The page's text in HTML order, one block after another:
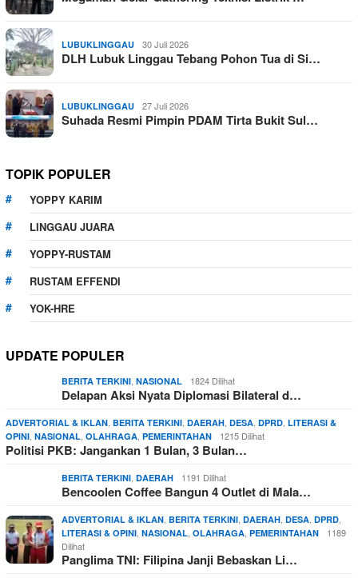
LUBUKLINGGAU 30 Juli 2026
DLH Lubuk Linggau Tebang Pohon Tua di Si…
LUBUKLINGGAU 27 Juli 2026
Suhada Resmi Pimpin PDAM Tirta Bukit Sul…
TOPIK POPULER
YOPPY KARIM
LINGGAU JUARA
YOPPY-RUSTAM
RUSTAM EFFENDI
YOK-HRE
UPDATE POPULER
BERITA TERKINI NASIONAL 1824 Dilihat
Delapan Aksi Nyata Diplomasi Bilateral d…
ADVERTORIAL & IKLAN BERITA TERKINI DAERAH DESA DPRD LITERASI &
OPINI NASIONAL OLAHRAGA PEMERINTAHAN 1215 Dilihat
Politisi PKB: Jangankan 1 Bulan, 3 Bulan…
BERITA TERKINI DAERAH 1191 Dilihat
Bencoolen Coffee Bangun 4 Outlet di Mala…
ADVERTORIAL & IKLAN BERITA TERKINI DAERAH DESA DPRD
LITERASI & OPINI NASIONAL OLAHRAGA PEMERINTAHAN
1189
Dilihat
Panglima TNI: Filipina Janji Bebaskan Li…